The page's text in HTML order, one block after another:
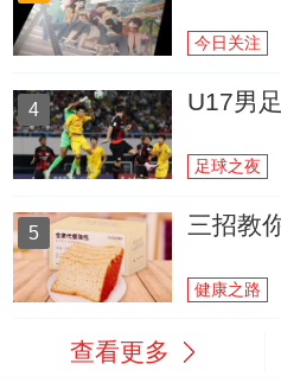
今日关注
4 U17男
足球之夜
5 三招教
健康之路
查看更多